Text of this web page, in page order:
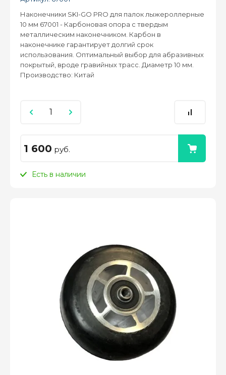
Наконечники SKI-GO PRO для палок лыжероллерные
10 мм 67001 - Карбоновая опора с твердым
металлическим наконечником. Карбон в
наконечнике гарантирует долгий срок
использования. Оптимальный выбор для абразивных
покрытый, вроде гравийных трасс. Диаметр 10 мм.
Производство: Китай
1 600 руб.
Есть в наличии